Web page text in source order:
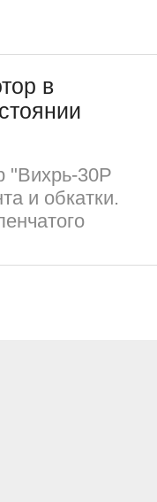
в
"Вихрь-30Р
и обкатки.